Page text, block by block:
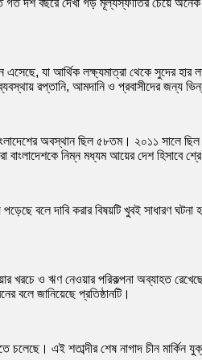
যা আর্থিক লক্ষ্যমাত্রা থেকে সুদের
রপ্তানি, আমদানি ও প্রবাসীদের
অবস্থান ছিল ৫৮তম। ২০১১ সালে
নিম্ন মধ্যম আয়ের দেশ হিসাবে
পড়েছে বলে দাবি করার বিষয়টি খুবই সাধারণ
খরচে ও ঋণ নেওয়ার পরিকল্পনা অব্যাহত
জানিয়েছে প্রতিষ্ঠানটি।
এই শতাব্দীর শেষ নাগাদ চীন মার্কিন